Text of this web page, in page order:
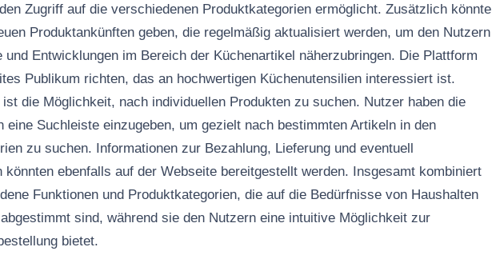
Zugriff auf die verschiedenen Produktkategorien ermöglicht. Zusätzlich könnte
Produktankünften geben, die regelmäßig aktualisiert werden, um den Nutzern
und Entwicklungen im Bereich der Küchenartikel näherzubringen. Die Plattform
Publikum richten, das an hochwertigen Küchenutensilien interessiert ist.
die Möglichkeit, nach individuellen Produkten zu suchen. Nutzer haben die
eine Suchleiste einzugeben, um gezielt nach bestimmten Artikeln in den
zu suchen. Informationen zur Bezahlung, Lieferung und eventuell
könnten ebenfalls auf der Webseite bereitgestellt werden. Insgesamt kombiniert
Funktionen und Produktkategorien, die auf die Bedürfnisse von Haushalten
sind, während sie den Nutzern eine intuitive Möglichkeit zur
bietet.